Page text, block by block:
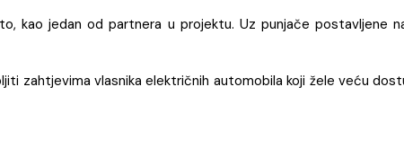
kao jedan od partnera u projektu. Uz punjače postavljene
zahtjevima vlasnika električnih automobila koji žele veću